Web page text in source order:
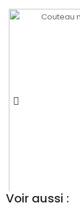
Voir aussi :